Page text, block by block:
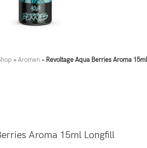
»Aromen » Revoltage Aqua Berries Aroma 15ml
Aroma 15ml Longfill